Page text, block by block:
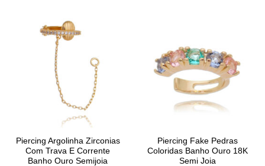
Piercing Argolinha Zirconias
Com Trava E Corrente
Banho Ouro Semijoia
Piercing Fake Pedras
Coloridas Banho Ouro 18K
Semi Joia